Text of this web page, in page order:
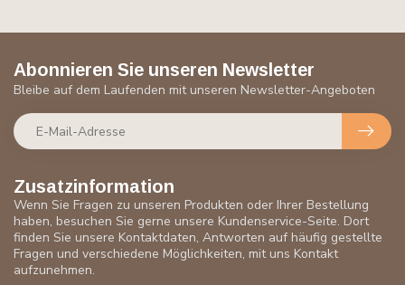
Zusatzinformation
Wenn Sie Fragen zu unseren Produkten oder Ihrer Bestellung
haben, besuchen Sie gerne unsere Kundenservice-Seite. Dort
finden Sie unsere Kontaktdaten, Antworten auf häufig gestellte
Fragen und verschiedene Möglichkeiten, mit uns Kontakt
aufzunehmen.
Abonnieren Sie unseren Newsletter
Bleibe auf dem Laufenden mit unseren Newsletter-Angeboten